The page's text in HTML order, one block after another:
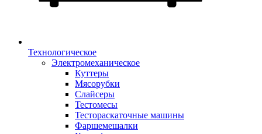
Технологическое
Электромеханическое
Куттеры
Мясорубки
Слайсеры
Тестомесы
Тестораскаточные машины
Фаршемешалки